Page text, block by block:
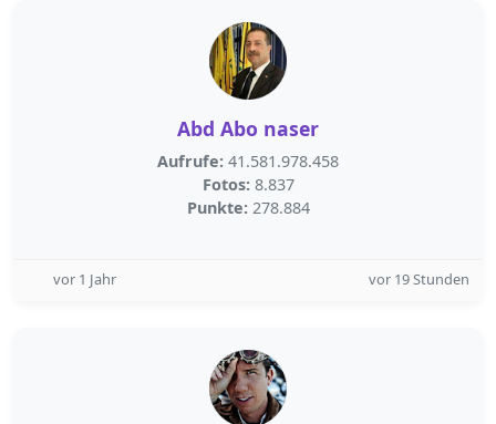
Abd Abo naser
Aufrufe: 41.581.978.458
Fotos: 8.837
Punkte: 278.884
vor 1 Jahr vor 19 Stunden